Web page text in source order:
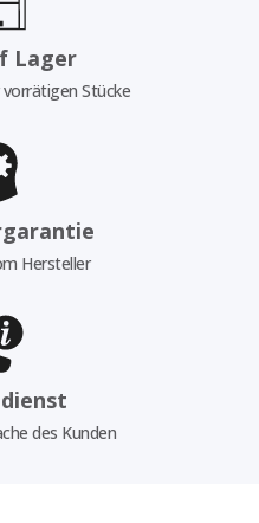
Lager
Stücke
Hersteller
des Kunden